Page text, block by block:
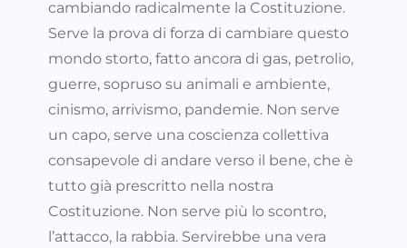
cambiando radicalmente la Costituzione.
Serve la prova di forza di cambiare questo
mondo storto, fatto ancora di gas, petrolio,
guerre, sopruso su animali e ambiente,
cinismo, arrivismo, pandemie. Non serve
un capo, serve una coscienza collettiva
consapevole di andare verso il bene, che è
tutto già prescritto nella nostra
Costituzione. Non serve più lo scontro,
l’attacco, la rabbia. Servirebbe una vera